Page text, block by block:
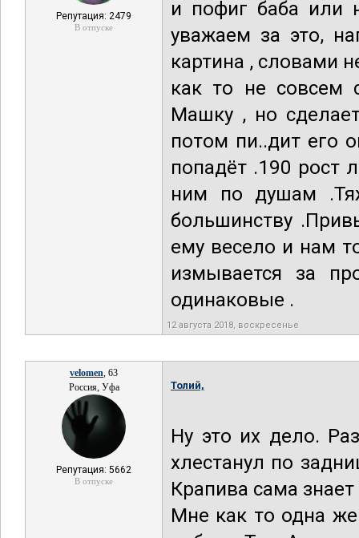
Репутация: 2479
В отпуске
и пофиг баба или
уважаем за это,
картина , словами
как то не совсем
Машку , но
потом пи..дит его
попадёт .190 рост
ним по душам
большинству
ему весело и нам
измывается за
одинаковые .
12 августа 2018, воскресенье
velomen, 63
Россия, Уфа
Репутация: 5662
В отпуске
Толий,
Ну это их дело.
хлестанул по
Крапива сама
Мне как то одна